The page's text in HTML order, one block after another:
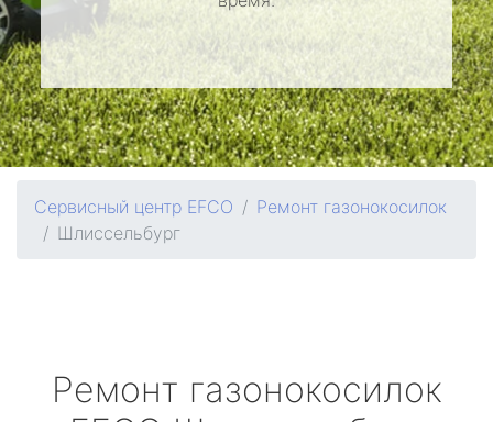
Сервисный центр EFCO
Ремонт газонокосилок
Шлиссельбург
Ремонт газонокосилок